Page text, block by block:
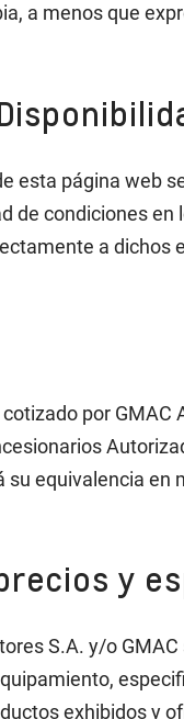
a menos que
esta página web
de condiciones
a dichos
por
su equivalencia en
y
S.A. y/o
exhibidos y